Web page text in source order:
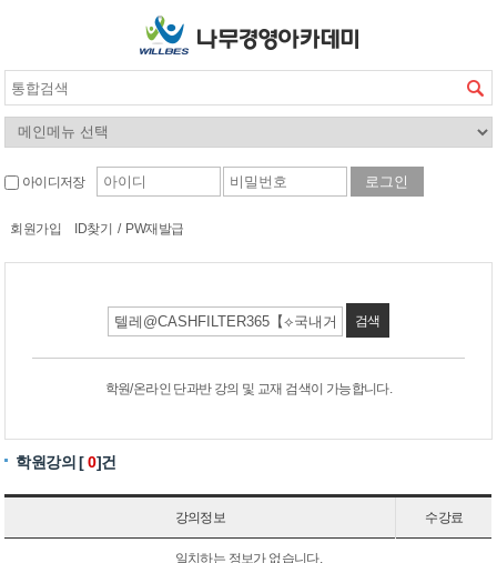
아이디저장
회원가입 ID찾기 / PW재발급
검색
학원/온라인 단과반 강의 및 교재 검색이 가능합니다.
학원강의 [0]건
강의정보 수강료
일치하는 정보가 없습니다.